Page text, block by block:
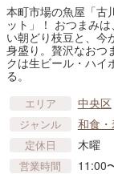
本町市場の魚屋「古
ット」！ おつまみ
い朝どり枝豆と、今
身盛り。贅沢なおつ
クは生ビール・ハイ
る。
エリア 中央区
ジャンル 和食・
定休日 木曜
営業時間 11:00